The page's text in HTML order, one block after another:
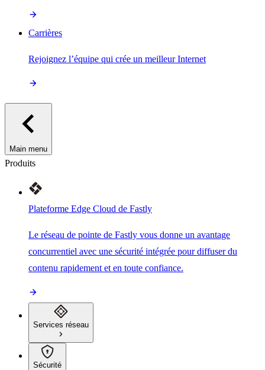
Carrières
Rejoignez l’équipe qui crée un meilleur Internet
Main menu
Produits
Plateforme Edge Cloud de Fastly
Le réseau de pointe de Fastly vous donne un avantage
concurrentiel avec une sécurité intégrée pour diffuser du
contenu rapidement et en toute confiance.
Services réseau
Sécurité